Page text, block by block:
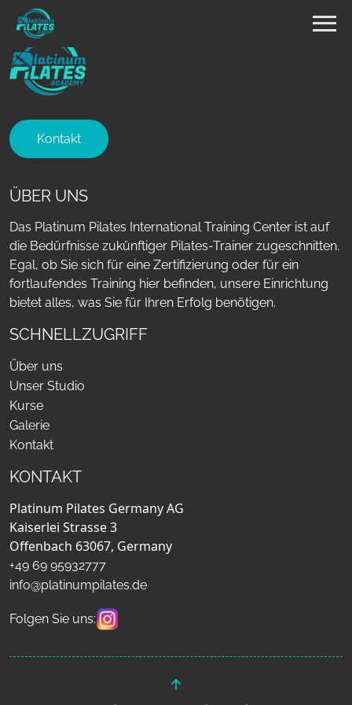
Kontakt
ÜBER UNS
Das Platinum Pilates International Training Center ist auf
die Bedürfnisse zukünftiger Pilates-Trainer zugeschnitten.
Egal, ob Sie sich für eine Zertifizierung oder für ein
fortlaufendes Training hier befinden, unsere Einrichtung
bietet alles, was Sie für Ihren Erfolg benötigen.
SCHNELLZUGRIFF
Über uns
Unser Studio
Kurse
Galerie
Kontakt
KONTAKT
Platinum Pilates Germany AG
Kaiserlei Strasse 3
Offenbach 63067, Germany
+49 69 95932777
info@platinumpilates.de
Folgen Sie uns: